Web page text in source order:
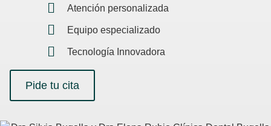
Atención personalizada
Equipo especializado
Tecnología Innovadora
Pide tu cita